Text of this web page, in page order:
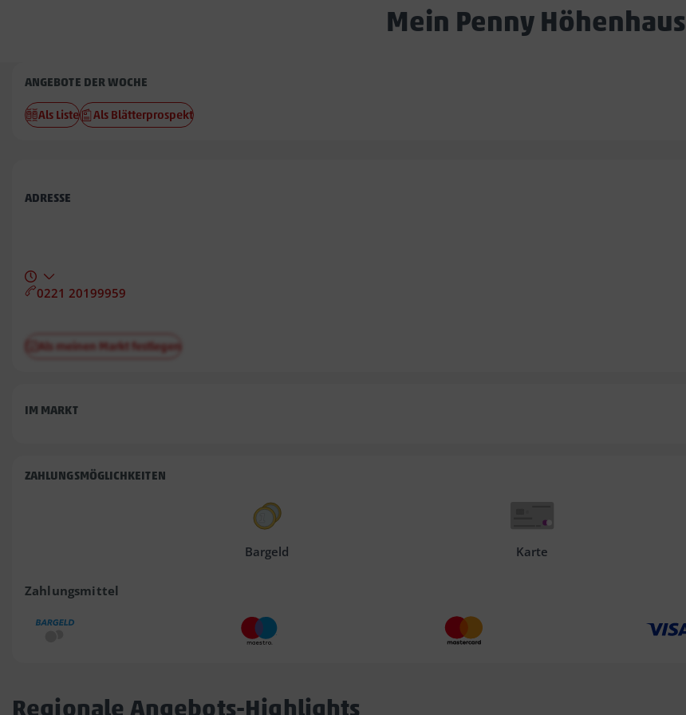
Mein Penny Höhenhaus
Penny
Höhenhaus
ANGEBOTE DER WOCHE
Als Liste Als Blätterprospekt
ADRESSE
0221 20199959
Als meinen Markt festlegen
IM MARKT
ZAHLUNGSMÖGLICHKEITEN
Bargeld Karte
Zahlungsmittel
Regionale Angebots-Highlights